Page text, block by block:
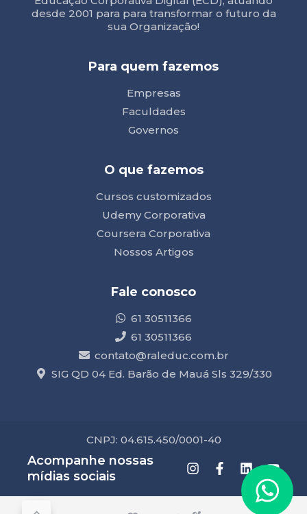
desde 2001 para para transformar o futuro da
sua Organização!
Para quem fazemos
Empresas
Faculdades
Governos
O que fazemos
Cursos customizados
Udemy Corporativa
Coursera Corporativa
Nossos Artigos
Fale conosco
61 30511366
61 30511366
contato@raleduc.com.br
SIG QD 04 Ed. Barão de Mauá Sls 329/330
CNPJ: 04.615.450/0001-40
Acompanhe nossas
mídias sociais